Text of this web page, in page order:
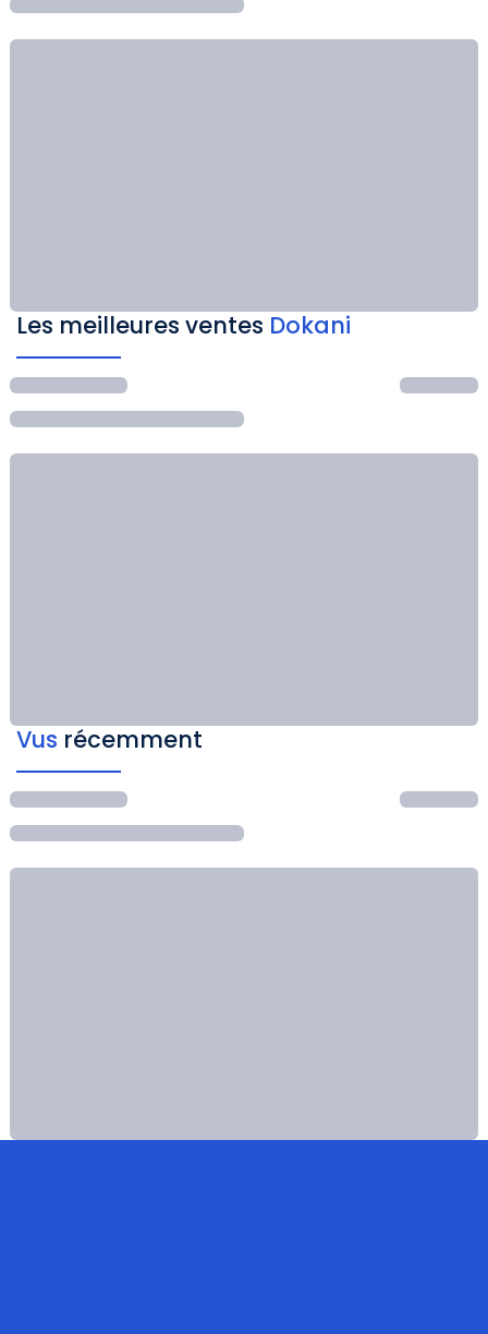
Les meilleures ventes Dokani
Vus récemment